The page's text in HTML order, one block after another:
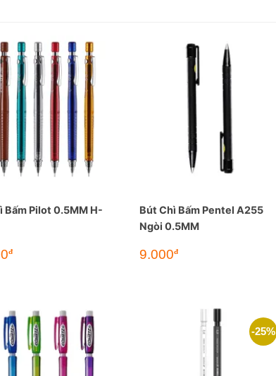
Bấm Pilot 0.5MM H-
đ
Bút Chì Bấm Pentel A255
Ngòi 0.5MM
9.000đ
-25%